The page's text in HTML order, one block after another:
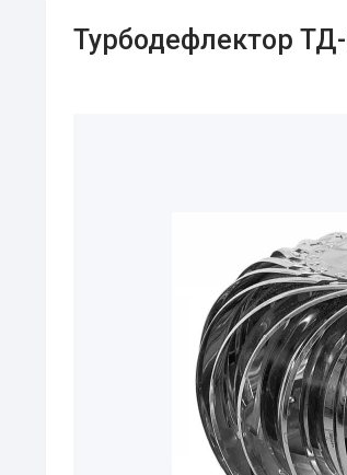
Турбодефлектор